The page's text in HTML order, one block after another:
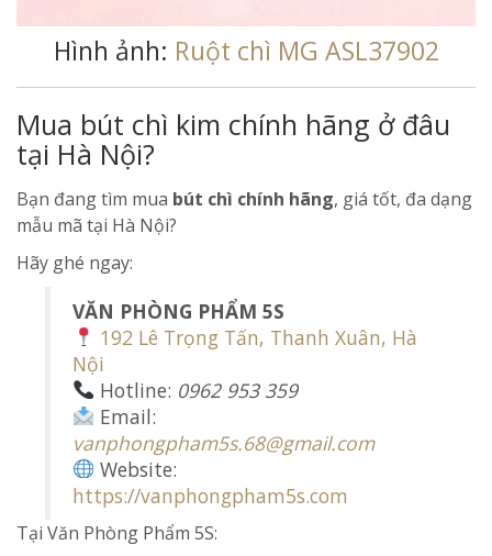
Hình ảnh: Ruột chì MG ASL37902
Mua bút chì kim chính hãng ở đâu
tại Hà Nội?
Bạn đang tìm mua bút chì chính hãng, giá tốt, đa dạng
mẫu mã tại Hà Nội?
Hãy ghé ngay:
VĂN PHÒNG PHẨM 5S
192 Lê Trọng Tấn, Thanh Xuân, Hà
Nội
Hotline: 0962 953 359
Email:
vanphongpham5s.68@gmail.com
Website:
https://vanphongpham5s.com
Tại Văn Phòng Phẩm 5S: